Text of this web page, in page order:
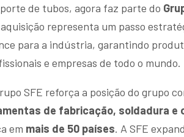
de tubos, agora faz parte do
representa um passo
para a indústria, garantindo
e empresas de todo o mundo.
SFE reforça a posição do grupo
de fabricação, soldadura e
em mais de 50 países. A SFE